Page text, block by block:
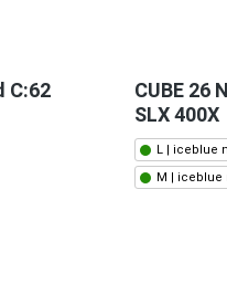
C:62
CUBE 26
SLX 400X
L | iceblue
M | iceblue